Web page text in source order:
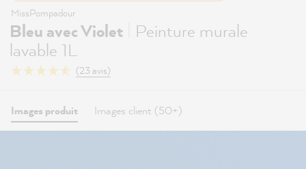
MissPompadour
Bleu avec Violet
Peinture murale
lavable 1L
(23 avis)
Images produit Images client (50+)